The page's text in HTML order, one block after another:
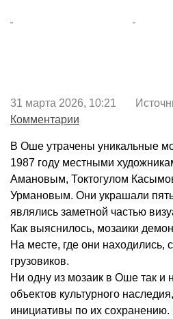
31 марта 2026, 10:21
Комментарии
В Оше утрачены уникальные
1987 году местными
Амановым, Токтогулом
Урмановым. Они украшали пять
являлись заметной частью
Как выяснилось, мозаики
На месте, где они находились,
грузовиков.
Ни одну из мозаик в Оше так и
объектов культурного
инициативы по их сохранению.